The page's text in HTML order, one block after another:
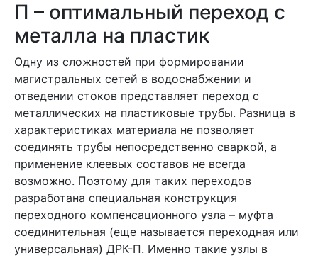
П – оптимальный переход с
металла на пластик
Одну из сложностей при формировании
магистральных сетей в водоснабжении и
отведении стоков представляет переход с
металлических на пластиковые трубы. Разница в
характеристиках материала не позволяет
соединять трубы непосредственно сваркой, а
применение клеевых составов не всегда
возможно. Поэтому для таких переходов
разработана специальная конструкция
переходного компенсационного узла – муфта
соединительная (еще называется переходная или
универсальная) ДРК-П. Именно такие узлы в